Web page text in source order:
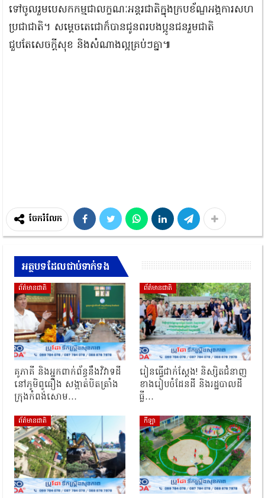
ទៅចូលរួមបេសកកម្មជាលក្ខណៈអន្តរជាតិក្នុងក្របខ័ណ្ឌអង្គការសហ
ប្រជាជាតិ។ សម្ដេចតេជោក៏បានជូនពរបងប្អូនជនរួមជាតិ
ជួបតែសេចក្តីសុខ និងសំណាងល្អគ្រប់ៗគ្នា៕
ចែករំលែក
អត្ថបទដែលជាប់ទាក់ទង
ព័ត៌មានជាតិ
គូភាគី និងអ្នកពាក់ព័ន្ធនឹងវិវាទដី
នៅភូមិពូធឿង សង្កាត់បិតត្រាំង
ក្រុងកំពង់សោម…
ព័ត៌មានជាតិ
រៀនធ្វើជាក់ស្ដែង! និស្សិតជំនាញ
ខាងរៀបចំដែនដី និងរដ្ឋបាលដី
ធ្លី…
ព័ត៌មានជាតិ កីឡា